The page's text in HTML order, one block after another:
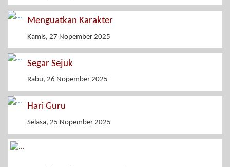
Menguatkan Karakter
Kamis, 27 Nopember 2025
Segar Sejuk
Rabu, 26 Nopember 2025
Hari Guru
Selasa, 25 Nopember 2025